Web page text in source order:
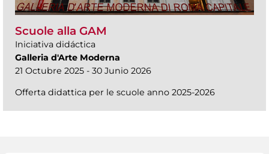
Scuole alla GAM
Iniciativa didáctica
Galleria d'Arte Moderna
21 Octubre 2025 - 30 Junio 2026
Offerta didattica per le scuole anno 2025-2026